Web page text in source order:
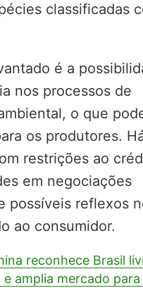
classificadas
é a
nos processos de
o que
os produtores.
restrições ao
em negociações
possíveis reflexos
ao consumidor.
reconhece Brasil
amplia mercado para